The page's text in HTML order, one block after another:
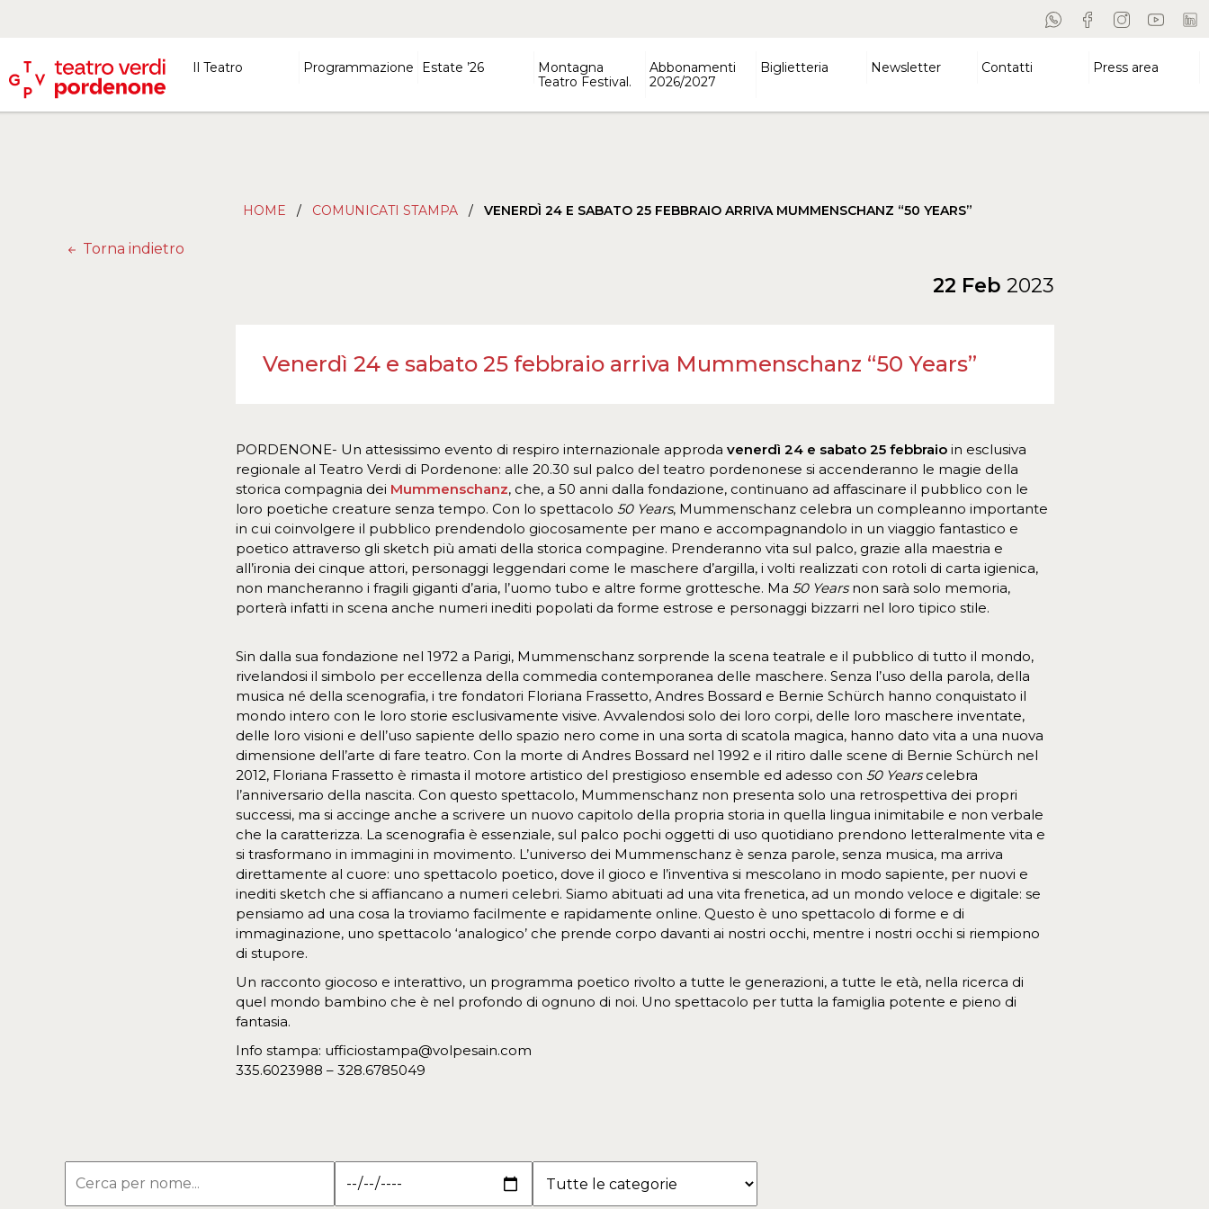
Il Teatro Programmazione Estate ’26
Montagna
Teatro Festival.
Abbonamenti
2026/2027
Biglietteria Newsletter Contatti Press area
HOME / COMUNICATI STAMPA / VENERDÌ 24 E SABATO 25 FEBBRAIO ARRIVA MUMMENSCHANZ “50 YEARS”
Torna indietro
22 Feb 2023
Venerdì 24 e sabato 25 febbraio arriva Mummenschanz “50 Years”
PORDENONE- Un attesissimo evento di respiro internazionale approdavenerdì 24 e sabato 25 febbraio in esclusiva
regionale al Teatro Verdi di Pordenone: alle 20.30 sul palco del teatro pordenonese si accenderanno le magie della
storica compagnia dei Mummenschanz, che, a 50 anni dalla fondazione, continuano ad affascinare il pubblico con le
loro poetiche creature senza tempo. Con lo spettacolo50 Years, Mummenschanz celebra un compleanno importante
in cui coinvolgere il pubblico prendendolo giocosamente per mano e accompagnandolo in un viaggio fantastico e
poetico attraverso gli sketch più amati della storica compagine. Prenderanno vita sul palco, grazie alla maestria e
all’ironia dei cinque attori, personaggi leggendari come le maschere d’argilla, i volti realizzati con rotoli di carta igienica,
non mancheranno i fragili giganti d’aria, l’uomo tubo e altre forme grottesche. Ma50 Yearsnon sarà solo memoria,
porterà infatti in scena anche numeri inediti popolati da forme estrose e personaggi bizzarri nel loro tipico stile.
Sin dalla sua fondazione nel 1972 a Parigi, Mummenschanz sorprende la scena teatrale e il pubblico di tutto il mondo,
rivelandosi il simbolo per eccellenza della commedia contemporanea delle maschere. Senza l’uso della parola, della
musica né della scenografia, i tre fondatori Floriana Frassetto, Andres Bossard e Bernie Schürch hanno conquistato il
mondo intero con le loro storie esclusivamente visive. Avvalendosi solo dei loro corpi, delle loro maschere inventate,
delle loro visioni e dell’uso sapiente dello spazio nero come in una sorta di scatola magica, hanno dato vita a una nuova
dimensione dell’arte di fare teatro. Con la morte di Andres Bossard nel 1992 e il ritiro dalle scene di Bernie Schürch nel
2012, Floriana Frassetto è rimasta il motore artistico del prestigioso ensemble ed adesso con50 Yearscelebra
l’anniversario della nascita. Con questo spettacolo, Mummenschanz non presenta solo una retrospettiva dei propri
successi, ma si accinge anche a scrivere un nuovo capitolo della propria storia in quella lingua inimitabile e non verbale
che la caratterizza. La scenografia è essenziale, sul palco pochi oggetti di uso quotidiano prendono letteralmente vita e
si trasformano in immagini in movimento. L’universo dei Mummenschanz è senza parole, senza musica, ma arriva
direttamente al cuore: uno spettacolo poetico, dove il gioco e l’inventiva si mescolano in modo sapiente, per nuovi e
inediti sketch che si affiancano a numeri celebri. Siamo abituati ad una vita frenetica, ad un mondo veloce e digitale: se
pensiamo ad una cosa la troviamo facilmente e rapidamente online. Questo è uno spettacolo di forme e di
immaginazione, uno spettacolo ‘analogico’ che prende corpo davanti ai nostri occhi, mentre i nostri occhi si riempiono
di stupore.
Un racconto giocoso e interattivo, un programma poetico rivolto a tutte le generazioni, a tutte le età, nella ricerca di
quel mondo bambino che è nel profondo di ognuno di noi. Uno spettacolo per tutta la famiglia potente e pieno di
fantasia.
Info stampa: ufficiostampa@volpesain.com
335.6023988 – 328.6785049